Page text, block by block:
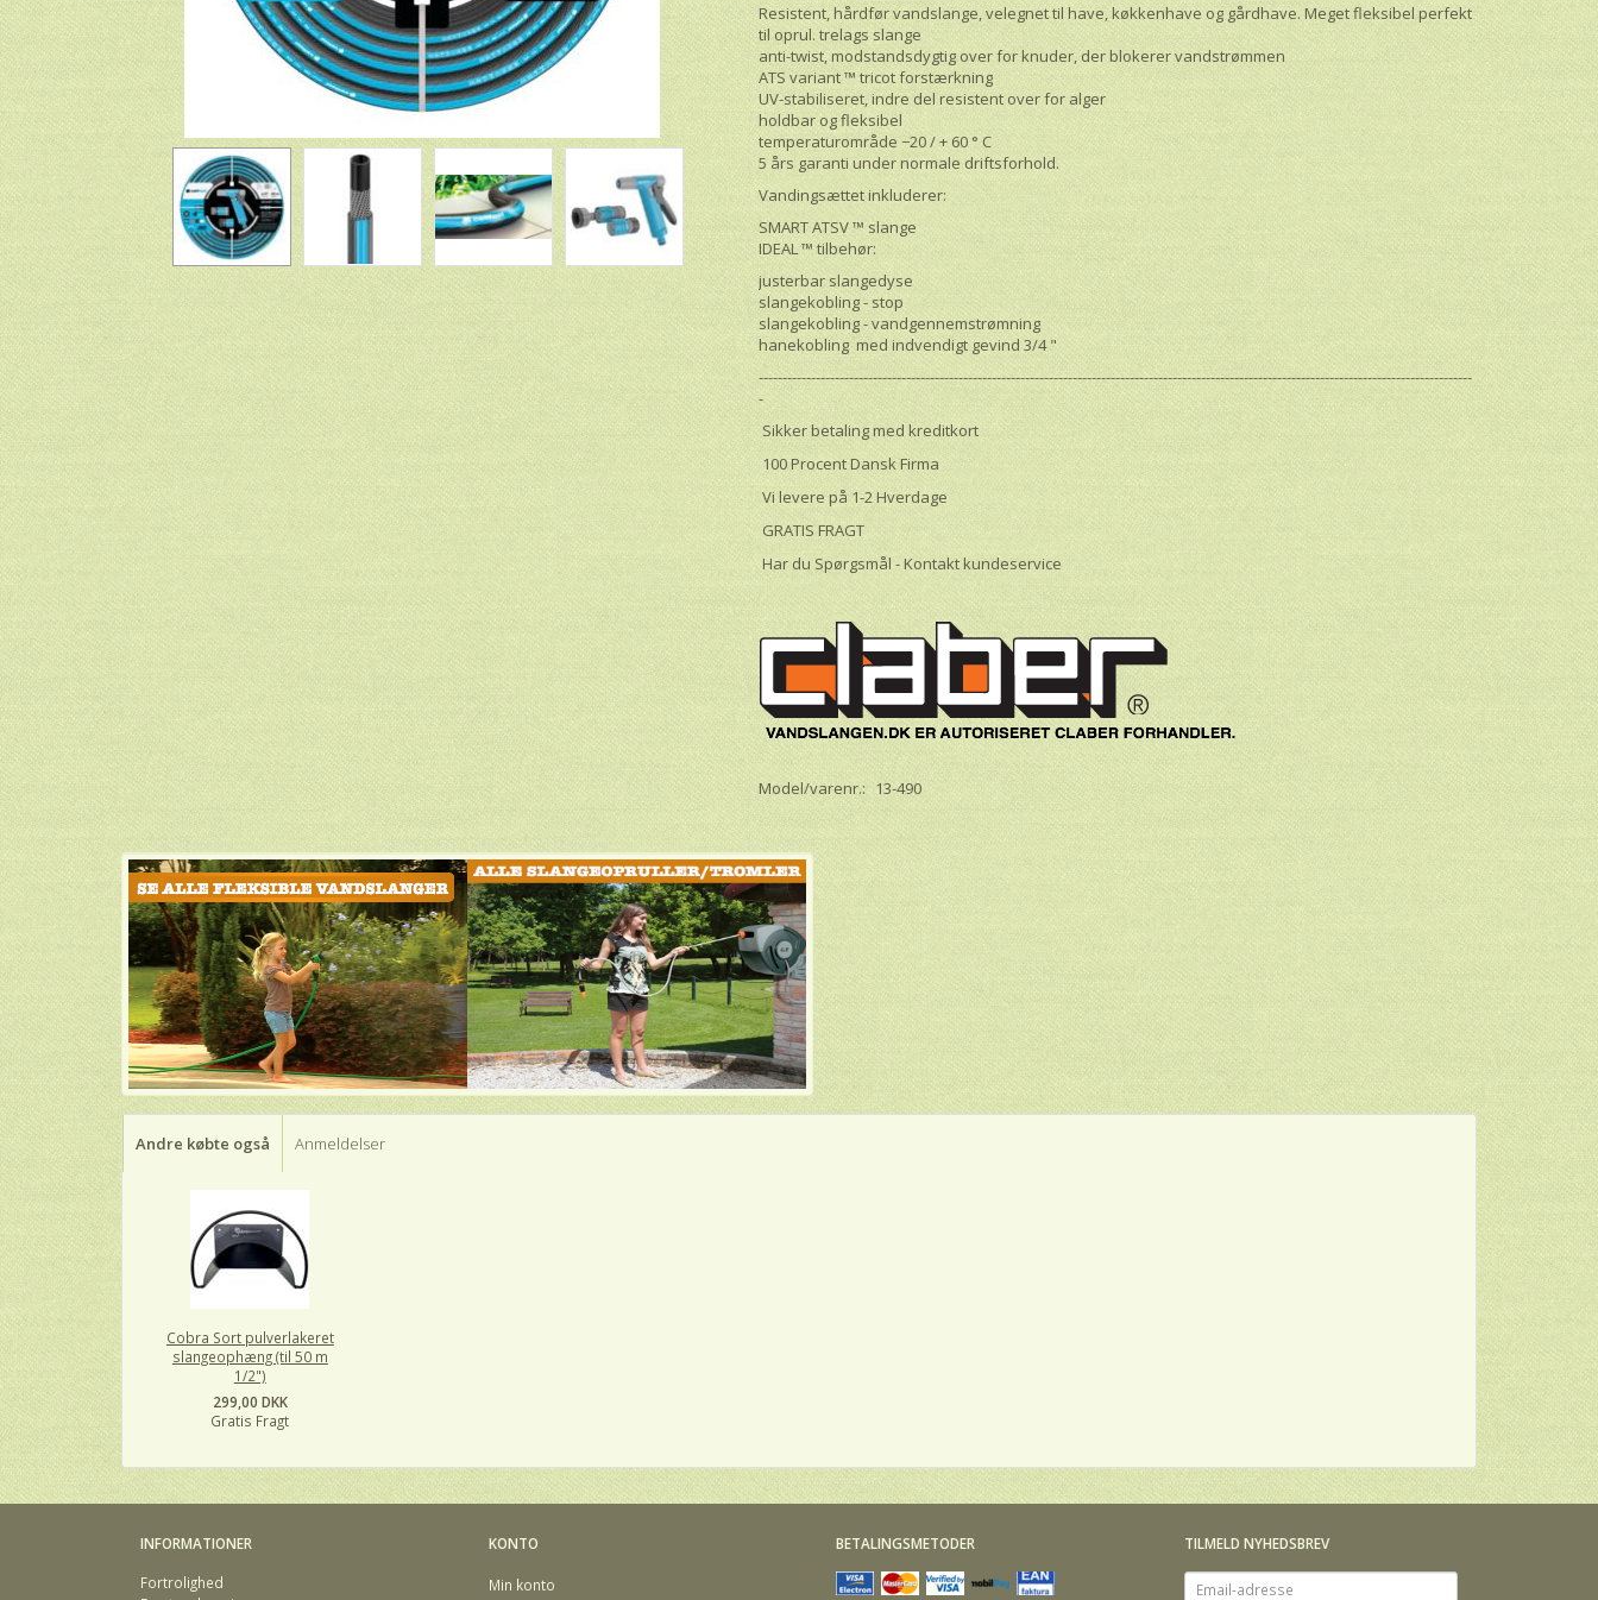
Resistent, hårdfør vandslange, velegnet til have, køkkenhave og gårdhave. Meget fleksibel perfekt
til oprul. trelags slange
anti-twist, modstandsdygtig over for knuder, der blokerer vandstrømmen
ATS variant ™ tricot forstærkning
UV-stabiliseret, indre del resistent over for alger
holdbar og fleksibel
temperaturområde −20 / + 60 ° С
5 års garanti under normale driftsforhold.
Vandingsættet inkluderer:
SMART ATSV ™ slange
IDEAL ™ tilbehør:
justerbar slangedyse
slangekobling - stop
slangekobling - vandgennemstrømning
hanekobling med indvendigt gevind 3/4 "
------------------------------------------------------------------------------------------------------------------------------------------------------
-
Sikker betaling med kreditkort
100 Procent Dansk Firma
Vi levere på 1-2 Hverdage
GRATIS FRAGT
Har du Spørgsmål - Kontakt kundeservice
Model/varenr.: 13-490
Andre købte også Anmeldelser
Cobra Sort pulverlakeret
slangeophæng (til 50 m
1/2")
299,00 DKK
Gratis Fragt
INFORMATIONER
Fortrolighed
KONTO
Min konto
BETALINGSMETODER
TILMELD NYHEDSBREV
Email-